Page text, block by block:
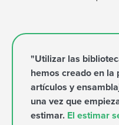
"Utilizar las
hemos creado en la
artículos y
una vez que
estimar. El estimar